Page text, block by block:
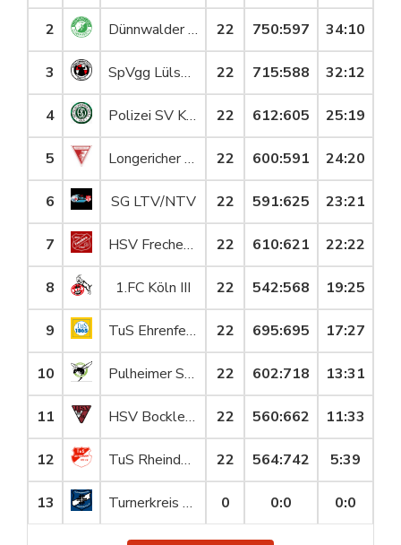
2 Dünnwalder TV 22 750:597 34:10
3 SpVgg Lülsdorf-Ranzel 22 715:588 32:12
4 Polizei SV Köln IV 22 612:605 25:19
5 Longericher SC IV 22 600:591 24:20
6 SG LTV/NTV 22 591:625 23:21
7 HSV Frechen III 22 610:621 22:22
8 1.FC Köln III 22 542:568 19:25
9 TuS Ehrenfeld 65 III 22 695:695 17:27
10 Pulheimer SC III 22 602:718 13:31
11 HSV Bocklemünd II 22 560:662 11:33
12 TuS Rheindorf II 22 564:742 5:39
13 Turnerkreis Nippes III 0 0:0 0:0